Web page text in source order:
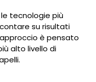
tecnologie più
su risultati
è pensato
alto livello di